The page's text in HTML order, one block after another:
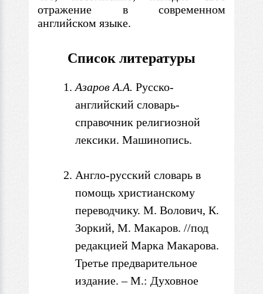
отражение в современном
английском языке.
Список литературы
Азаров А.А. Русско-
английский словарь-
справочник религиозной
лексики. Машинопись.
Англо-русский словарь в
помощь христианскому
переводчику. М. Волович, К.
Зоркий, М. Макаров. //под
редакцией Марка Макарова.
Третье предварительное
издание. – М.: Духовное